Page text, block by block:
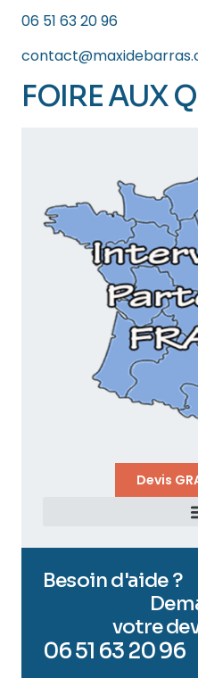
06 51 63 20 96
FOIRE AUX
Devis
Besoin d'aide ?
votre
06 51 63 20 96